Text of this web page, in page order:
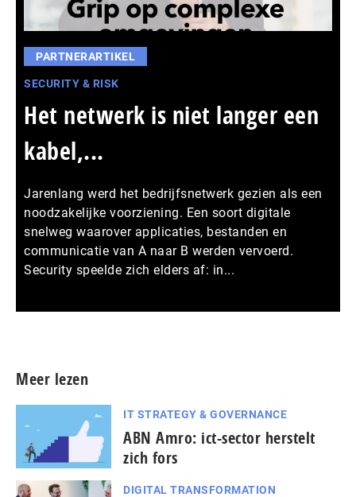
PARTNERARTIKEL
SECURITY & RISK
Het netwerk is niet langer een
kabel,...
Jarenlang werd het bedrijfsnetwerk gezien als een
noodzakelijke voorziening. Een soort digitale
snelweg waarover applicaties, bestanden en
communicatie van A naar B werden vervoerd.
Security speelde zich elders af: in...
Meer lezen
IT STRATEGY & GOVERNANCE
ABN Amro: ict-sector herstelt
zich fors
DIGITAL TRANSFORMATION